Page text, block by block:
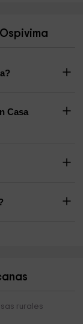
Casa
rurales